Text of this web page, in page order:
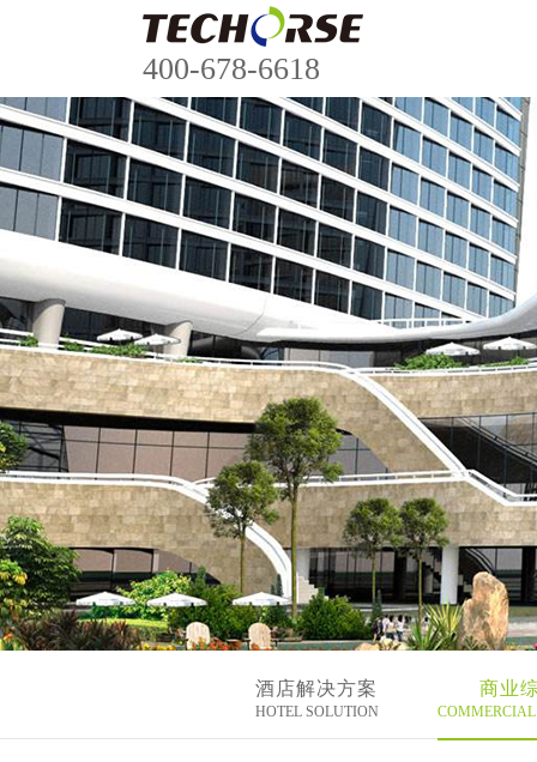
400-678-6618
酒店解决方案
HOTEL SOLUTION
商业